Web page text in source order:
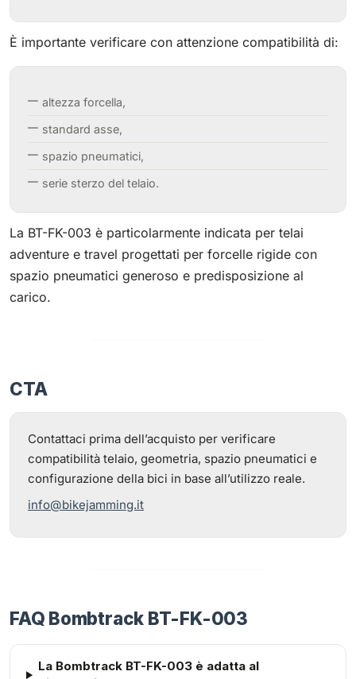
È importante verificare con attenzione compatibilità di:
altezza forcella,
standard asse,
spazio pneumatici,
serie sterzo del telaio.
La BT-FK-003 è particolarmente indicata per telai
adventure e travel progettati per forcelle rigide con
spazio pneumatici generoso e predisposizione al
carico.
CTA
Contattaci prima dell’acquisto per verificare
compatibilità telaio, geometria, spazio pneumatici e
configurazione della bici in base all’utilizzo reale.
info@bikejamming.it
FAQ Bombtrack BT-FK-003
La Bombtrack BT-FK-003 è adatta al